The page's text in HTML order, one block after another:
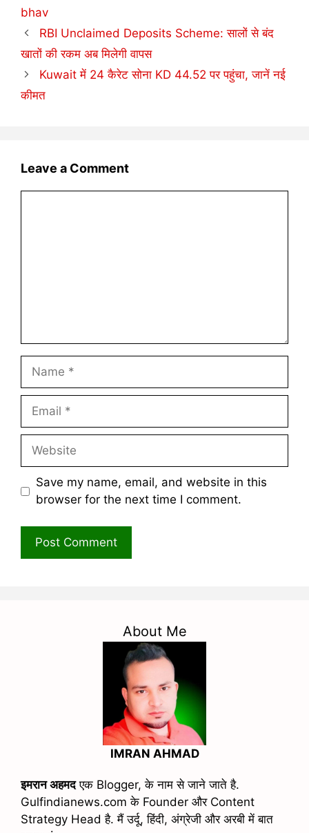
bhav
RBI Unclaimed Deposits Scheme: सालों से बंद
खातों की रकम अब मिलेगी वापस
Kuwait में 24 कैरेट सोना KD 44.52 पर पहुंचा, जानें नई
कीमत
Leave a Comment
Name
Email
Website
Save my name, email, and website in this
browser for the next time I comment.
About Me
IMRAN AHMAD
इमरान अहमदएक Blogger, के नाम से जाने जाते है.
Gulfindianews.com के Founder और Content
Strategy Head है. मैं उर्दू, हिंदी, अंग्रेजी और अरबी में बात